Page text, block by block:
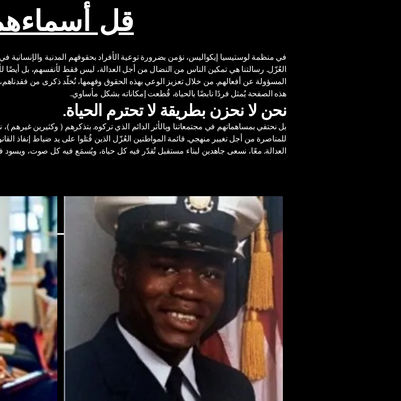
قل
في منظمة لوستيسيا إيكواليس، نؤمن بضرورة توعية الأفراد بحقوقهم المدنية والإنسانية
العُزّل. رسالتنا هي تمكين الناس من النضال من أجل العدالة، ليس فقط لأنفسهم، بل أيضًا
المسؤولة عن أفعالهم. من خلال تعزيز الوعي بهذه الحقوق وفهمها، نُخلّد ذكرى من
هذه الصفحة يُمثل فردًا نابضًا بالحياة، قُطعت إمكاناته بشكل مأساوي.
نحن لا نحزن بطريقة لا تحترم الحياة.
بل نحتفي بمساهماتهم في مجتمعاتنا وبالأثر الدائم الذي تركوه. بتذكرهم ( وكثيرين غيرهم )،
للمناصرة من أجل تغيير منهجي. قائمة المواطنين العُزّل الذين قُتلوا على يد ضباط إنفاذ
العدالة. معًا، نسعى جاهدين لبناء مستقبل تُقدّر فيه كل حياة، ويُسمَع فيه كل صوت، ويسود